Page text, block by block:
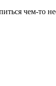
чем-то